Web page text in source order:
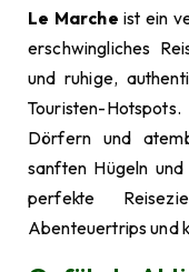
Le Marche ist ein
erschwingliches
und ruhige,
Touristen-
Dörfern und
sanften Hügeln
perfekte
Abenteuertrips und